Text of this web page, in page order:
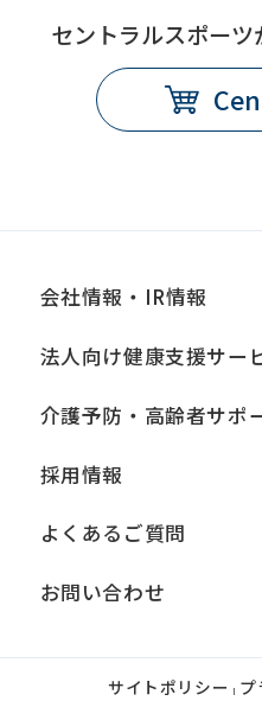
セントラルスポー
会社情報・IR情報
法人向け健康支援サー
介護予防・高齢者サポ
採用情報
よくあるご質問
お問い合わせ
サイトポリシー | プ